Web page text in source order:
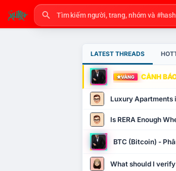
LATEST THREADS
VÀNG CẢNH
Luxury Apartments
Is RERA Enough
BTC (Bitcoin) -
What should I